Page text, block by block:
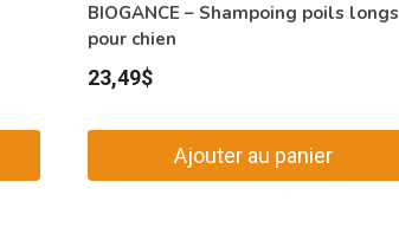
BIOGANCE – Shampoing poils longs
pour chien
23,49$
Ajouter au panier